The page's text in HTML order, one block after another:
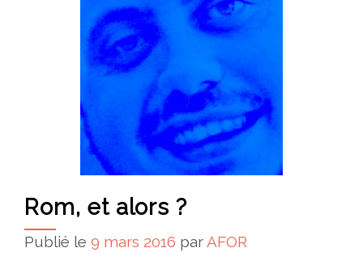
Rom, et alors ?
Publié le 9 mars 2016 par AFOR